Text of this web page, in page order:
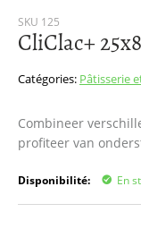
SKU 125
CliClac+
Catégories: Pâtisserie
Combineer
profiteer van
Disponibilité: En
Passer
au
de
d’images